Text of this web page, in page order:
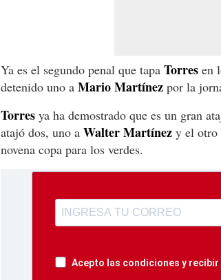
Ya es el segundo penal que tapa Torres en
detenido uno a Mario Martínez por la
Torres ya ha demostrado que es un gran
atajó dos, uno a WalterMartínez y el otro
novena copa para los verdes.
Acepto las condiciones y